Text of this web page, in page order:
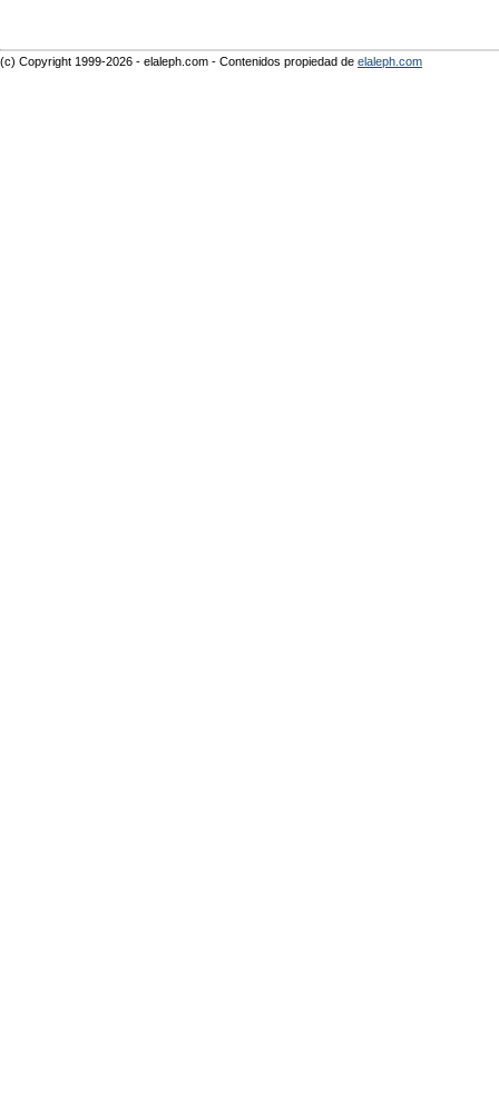
(c) Copyright 1999-2026 - elaleph.com - Contenidos propiedad de elaleph.com